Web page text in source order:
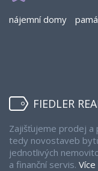
nájemní domy
FIEDLER
Zajišťujeme prodej
tedy novostaveb
jednotlivých
a finanční servis. Více